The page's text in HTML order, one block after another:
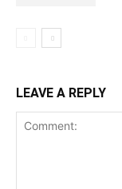
LEAVE A REPLY